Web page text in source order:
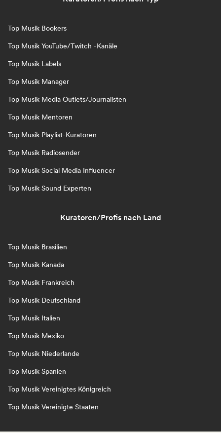
Top Musik Bookers
Top Musik YouTube/Twitch -Kanäle
Top Musik Labels
Top Musik Manager
Top Musik Media Outlets/Journalisten
Top Musik Mentoren
Top Musik Playlist-Kuratoren
Top Musik Radiosender
Top Musik Social Media Influencer
Top Musik Sound Experten
Kuratoren/Profis nach Land
Top Musik Brasilien
Top Musik Kanada
Top Musik Frankreich
Top Musik Deutschland
Top Musik Italien
Top Musik Mexiko
Top Musik Niederlande
Top Musik Spanien
Top Musik Vereinigtes Königreich
Top Musik Vereinigte Staaten